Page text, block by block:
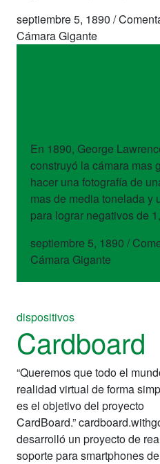
septiembre 5, 1890 /
Cámara Gigante
En 1890, George
construyó la cámara mas
hacer una fotografía de
mas de media tonelada y
para lograr negativos de
septiembre 5, 1890 /
Cámara Gigante
dispositivos
Cardboard
“Queremos que todo el
realidad virtual de forma
es el objetivo del proyecto
CardBoard.”
desarrolló un proyecto de
soporte para smartphones